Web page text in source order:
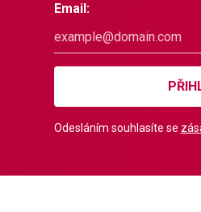
Email:
Odesláním souhlasíte se